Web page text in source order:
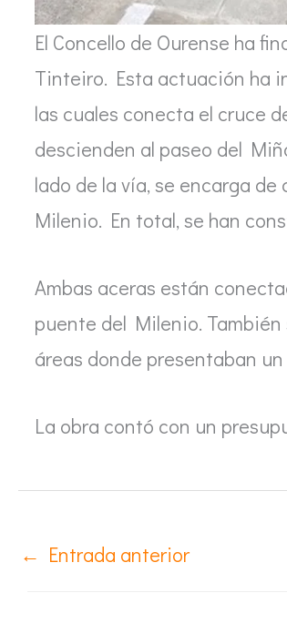
El Concello de Ourense ha
Tinteiro. Esta actuación ha
las cuales conecta el cruce
descienden al paseo del
lado de la vía, se encarga
Milenio. En total, se han
Ambas aceras están
puente del Milenio.
áreas donde presentaban
La obra contó con un
← Entrada anterior